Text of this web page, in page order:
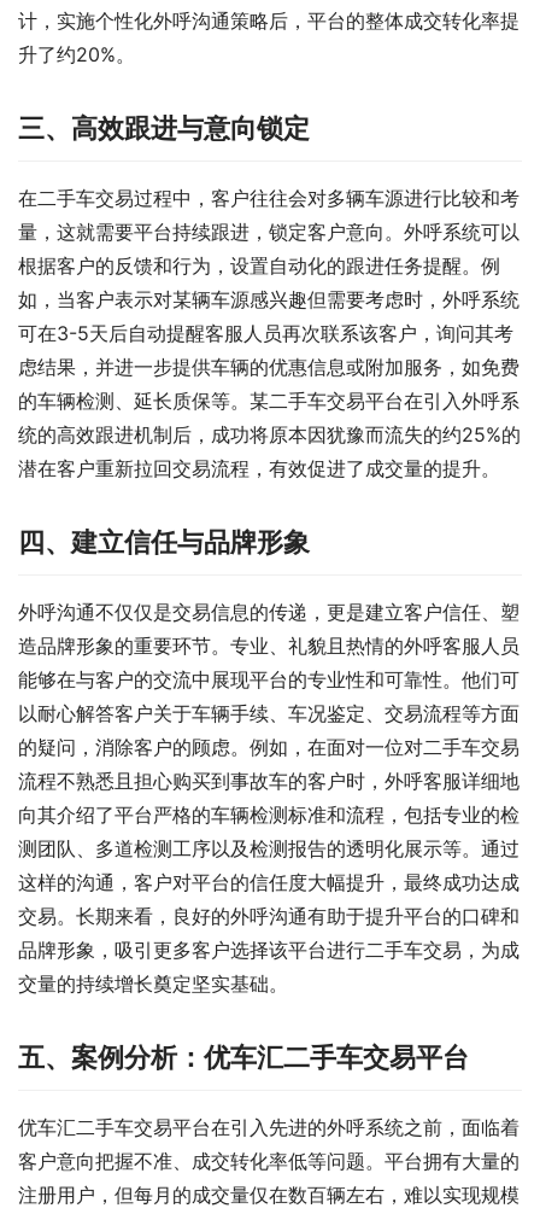
计，实施个性化外呼沟通策略后，平台的整体成交转化率提
升了约20%。
三、高效跟进与意向锁定
在二手车交易过程中，客户往往会对多辆车源进行比较和考
量，这就需要平台持续跟进，锁定客户意向。外呼系统可以
根据客户的反馈和行为，设置自动化的跟进任务提醒。例
如，当客户表示对某辆车源感兴趣但需要考虑时，外呼系统
可在3-5天后自动提醒客服人员再次联系该客户，询问其考
虑结果，并进一步提供车辆的优惠信息或附加服务，如免费
的车辆检测、延长质保等。某二手车交易平台在引入外呼系
统的高效跟进机制后，成功将原本因犹豫而流失的约25%的
潜在客户重新拉回交易流程，有效促进了成交量的提升。
四、建立信任与品牌形象
外呼沟通不仅仅是交易信息的传递，更是建立客户信任、塑
造品牌形象的重要环节。专业、礼貌且热情的外呼客服人员
能够在与客户的交流中展现平台的专业性和可靠性。他们可
以耐心解答客户关于车辆手续、车况鉴定、交易流程等方面
的疑问，消除客户的顾虑。例如，在面对一位对二手车交易
流程不熟悉且担心购买到事故车的客户时，外呼客服详细地
向其介绍了平台严格的车辆检测标准和流程，包括专业的检
测团队、多道检测工序以及检测报告的透明化展示等。通过
这样的沟通，客户对平台的信任度大幅提升，最终成功达成
交易。长期来看，良好的外呼沟通有助于提升平台的口碑和
品牌形象，吸引更多客户选择该平台进行二手车交易，为成
交量的持续增长奠定坚实基础。
五、案例分析：优车汇二手车交易平台
优车汇二手车交易平台在引入先进的外呼系统之前，面临着
客户意向把握不准、成交转化率低等问题。平台拥有大量的
注册用户，但每月的成交量仅在数百辆左右，难以实现规模